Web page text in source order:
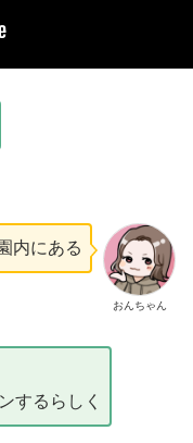
おんちゃん
内にある
するらしく